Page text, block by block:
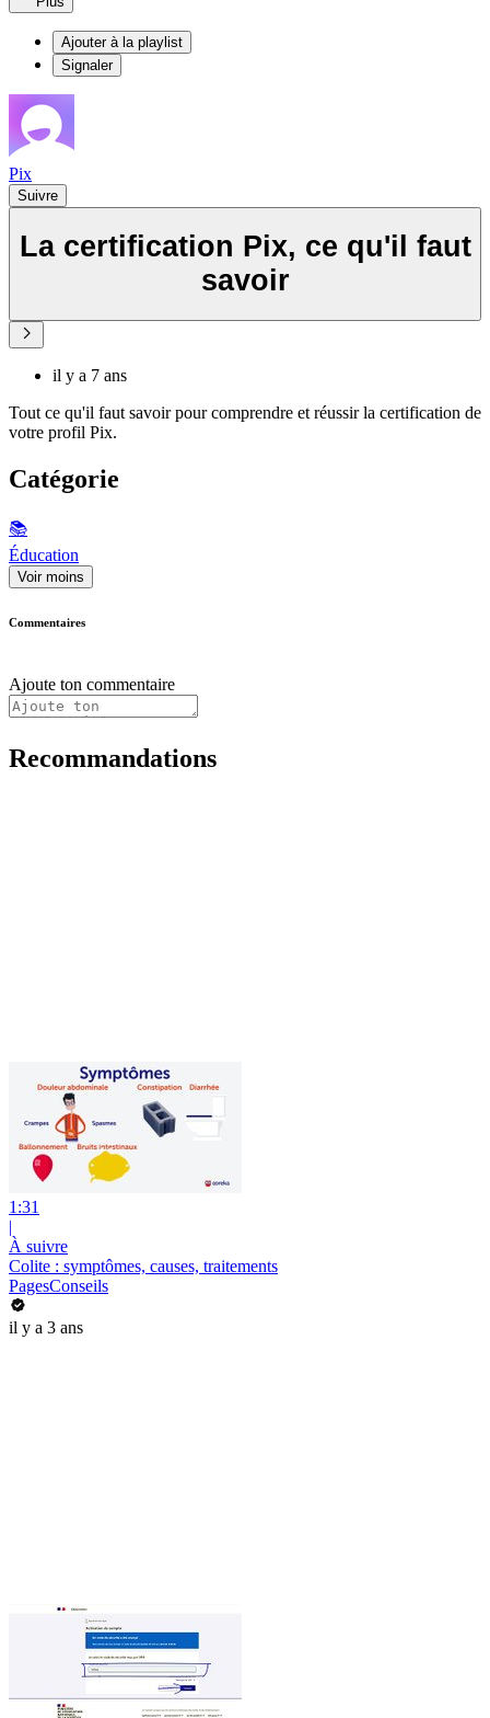
Ajouter à la playlist
Signaler
Pix
Suivre
La certification Pix, ce qu'il faut
savoir
il y a 7 ans
Tout ce qu'il faut savoir pour comprendre et réussir la certification de
votre profil Pix.
Catégorie
📚
Éducation
Voir moins
Commentaires
Ajoute ton commentaire
Recommandations
1:31
|
À suivre
Colite : symptômes, causes, traitements
PagesConseils
il y a 3 ans